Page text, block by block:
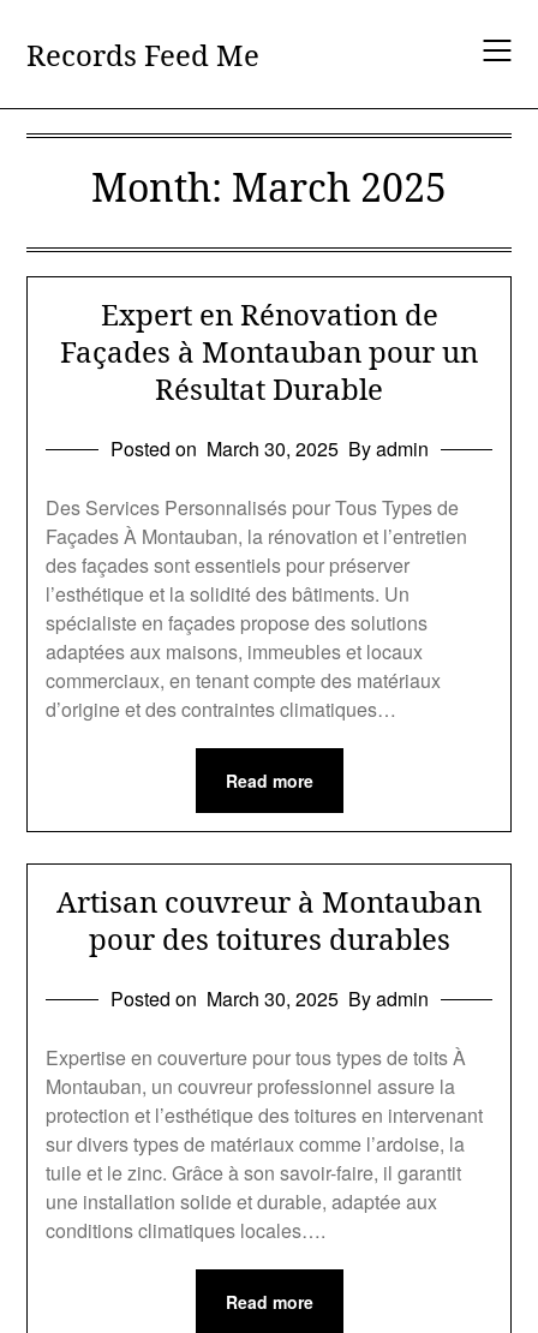
contentRecords Feed Me
Month: March 2025
Expert en Rénovation de
Façades à Montauban pour un
Résultat Durable
Posted on March 30, 2025 By admin
Des Services Personnalisés pour Tous Types de
Façades À Montauban, la rénovation et l’entretien
des façades sont essentiels pour préserver
l’esthétique et la solidité des bâtiments. Un
spécialiste en façades propose des solutions
adaptées aux maisons, immeubles et locaux
commerciaux, en tenant compte des matériaux
d’origine et des contraintes climatiques…
Read more
Artisan couvreur à Montauban
pour des toitures durables
Posted on March 30, 2025 By admin
Expertise en couverture pour tous types de toits À
Montauban, un couvreur professionnel assure la
protection et l’esthétique des toitures en intervenant
sur divers types de matériaux comme l’ardoise, la
tuile et le zinc. Grâce à son savoir-faire, il garantit
une installation solide et durable, adaptée aux
conditions climatiques locales….
Read more